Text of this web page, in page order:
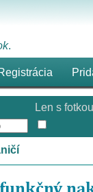
.
Len s fotkou